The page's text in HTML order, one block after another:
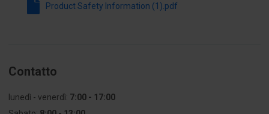
Stopień
strony
Product Safety Information (1).pdf
Contatto
lunedì - venerdì: 7:00 - 17:00